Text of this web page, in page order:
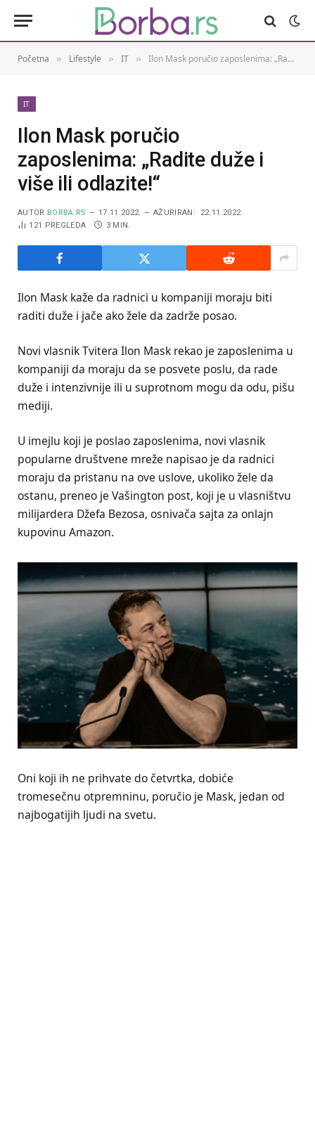
Početna » Lifestyle » IT » Ilon Mask poručio zaposlenima: „Radite duže i više ili odlazite!“
IT
Ilon Mask poručio
zaposlenima: „Radite duže i
više ili odlazite!“
AUTOR BORBA.RS 17.11.2022. AŽURIRAN:
22.11.2022.
121 PREGLEDA 3 MIN.
Ilon Mask kaže da radnici u kompaniji moraju biti
raditi duže i jače ako žele da zadrže posao.
Novi vlasnik Tvitera Ilon Mask rekao je zaposlenima u
kompaniji da moraju da se posvete poslu, da rade
duže i intenzivnije ili u suprotnom mogu da odu, pišu
mediji.
U imejlu koji je poslao zaposlenima, novi vlasnik
popularne društvene mreže napisao je da radnici
moraju da pristanu na ove uslove, ukoliko žele da
ostanu, preneo je Vašington post, koji je u vlasništvu
milijardera Džefa Bezosa, osnivača sajta za onlajn
kupovinu Amazon.
Oni koji ih ne prihvate do četvrtka, dobiće
tromesečnu otpremninu, poručio je Mask, jedan od
najbogatijih ljudi na svetu.